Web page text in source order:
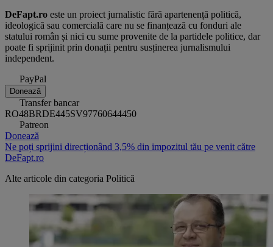
DeFapt.ro este un proiect jurnalistic fără apartenență politică,
ideologică sau comercială care nu se finanțează cu fonduri ale
statului român și nici cu sume provenite de la partidele politice, dar
poate fi sprijinit prin donații pentru susținerea jurnalismului
independent.
PayPal
Donează
Transfer bancar
RO48BRDE445SV97760644450
Patreon
Donează
Ne poți sprijini direcționând 3,5% din impozitul tău pe venit către
DeFapt.ro
Alte articole din categoria Politică